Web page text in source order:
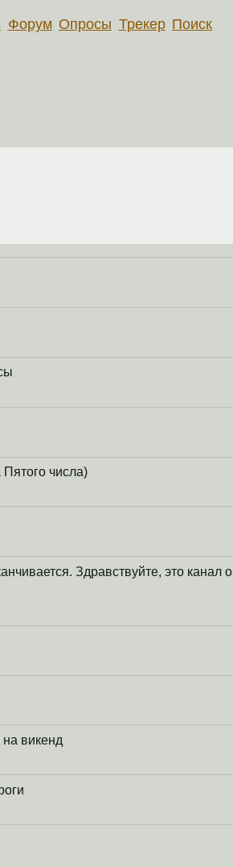
Форум Опросы Трекер Поиск
числа)
Здравствуйте, это канал о
викенд